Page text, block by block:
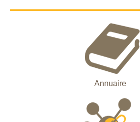
Annuaire